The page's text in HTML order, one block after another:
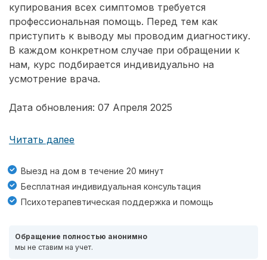
купирования всех симптомов требуется
профессиональная помощь. Перед тем как
приступить к выводу мы проводим диагностику.
В каждом конкретном случае при обращении к
нам, курс подбирается индивидуально на
усмотрение врача.
Дата обновления: 07 Апреля 2025
Читать далее
Выезд на дом в течение 20 минут
Бесплатная индивидуальная консультация
Психотерапевтическая поддержка и помощь
Обращение полностью анонимно
мы не ставим на учет.